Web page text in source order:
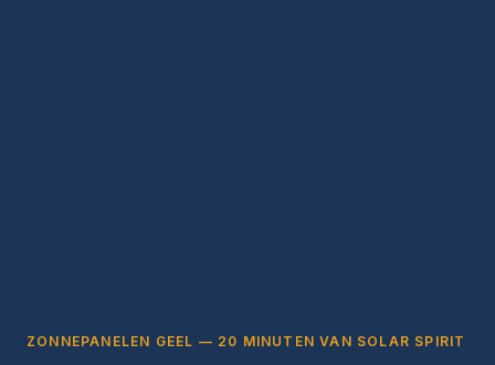
ZONNEPANELEN GEEL — 20 MINUTEN VAN SOLAR SPIRIT